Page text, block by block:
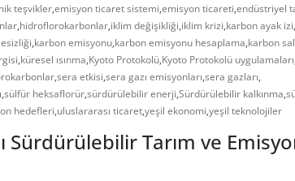
teşvikler,emisyon ticaret sistemi,emisyon ticareti,endüstriyel
,hidroflorokarbonlar,iklim değişikliği,iklim krizi,karbon ayak izi,
,karbon emisyonu,karbon emisyonu hesaplama,karbon
,küresel ısınma,Kyoto Protokolü,Kyoto Protokolü uygulamaları
,sera etkisi,sera gazı emisyonları,sera gazları,
,sülfür heksaflorür,sürdürülebilir enerji,Sürdürülebilir kalkınma,
hedefleri,uluslararası ticaret,yeşil ekonomi,yeşil teknolojiler
Sürdürülebilir Tarım ve